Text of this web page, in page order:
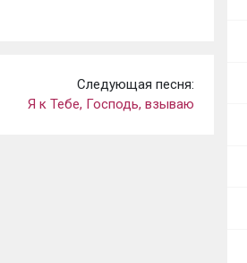
Следующая песня:
Я к Тебе, Господь, взываю